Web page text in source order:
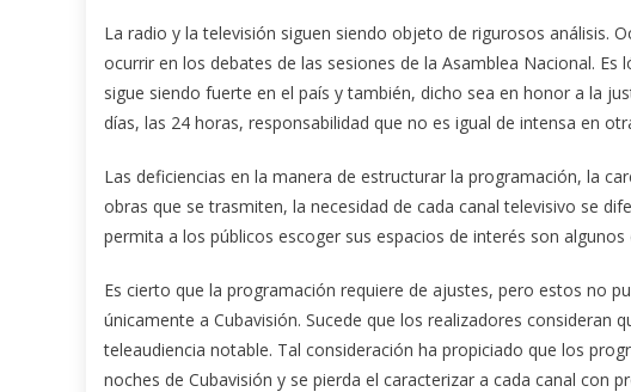
La radio y la televisión siguen siendo objeto de rigurosos análisis.
ocurrir en los debates de las sesiones de la Asamblea Nacional.
sigue siendo fuerte en el país y también, dicho sea en honor a la
días, las 24 horas, responsabilidad que no es igual de intensa en
Las deficiencias en la manera de estructurar la programación, la
obras que se trasmiten, la necesidad de cada canal televisivo se
permita a los públicos escoger sus espacios de interés son
Es cierto que la programación requiere de ajustes, pero estos no
únicamente a Cubavisión. Sucede que los realizadores consideran
teleaudiencia notable. Tal consideración ha propiciado que los
noches de Cubavisión y se pierda el caracterizar a cada canal con